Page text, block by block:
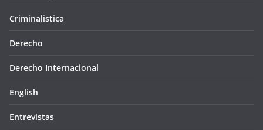
Criminalistica
Derecho
Derecho Internacional
English
Entrevistas